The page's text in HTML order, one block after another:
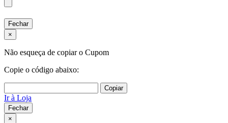
Fechar
×
Não esqueça de copiar o Cupom
Copie o código abaixo:
Copiar
Ir à Loja
Fechar
×